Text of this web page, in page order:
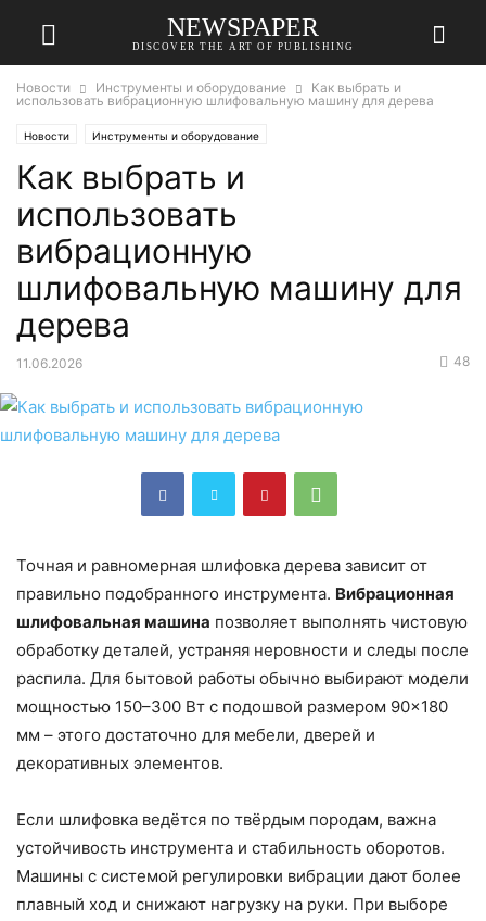
NEWSPAPER
DISCOVER THE ART OF PUBLISHING
Новости Инструменты и оборудование
Как выбрать и
использовать вибрационную шлифовальную машину для дерева
Новости Инструменты и оборудование
Как выбрать и
использовать
вибрационную
шлифовальную машину для
дерева
11.06.2026 48
Точная и равномерная шлифовка дерева зависит от
правильно подобранного инструмента. Вибрационная
шлифовальная машина позволяет выполнять чистовую
обработку деталей, устраняя неровности и следы после
распила. Для бытовой работы обычно выбирают модели
мощностью 150–300 Вт с подошвой размером 90×180
мм – этого достаточно для мебели, дверей и
декоративных элементов.
Если шлифовка ведётся по твёрдым породам, важна
устойчивость инструмента и стабильность оборотов.
Машины с системой регулировки вибрации дают более
плавный ход и снижают нагрузку на руки. При выборе